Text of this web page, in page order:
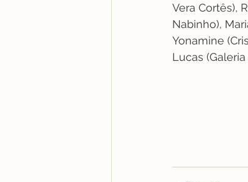
Vera Cortês),
Nabinho),
Yonamine
Lucas